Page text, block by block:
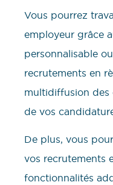
Vous pourrez
employeur grâce
personnalisable
recrutements en
multidiffusion des
de vos
De plus, vous
vos recrutements
fonctionnalités